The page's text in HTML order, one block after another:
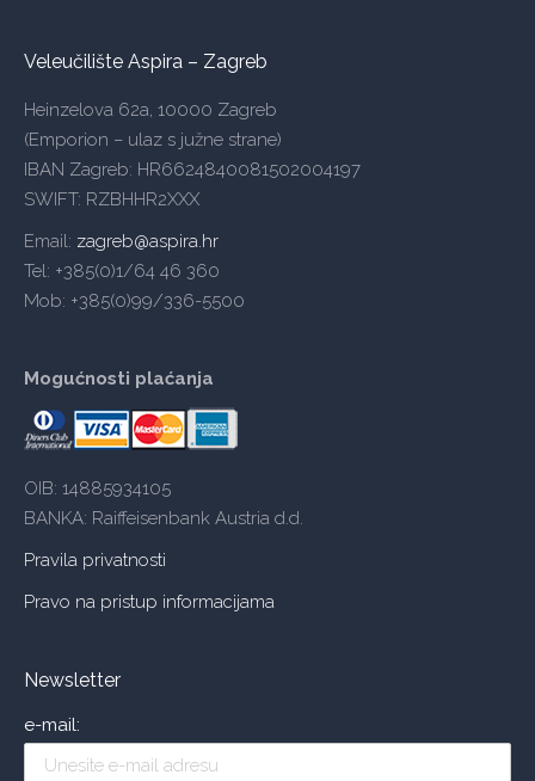
Veleučilište Aspira – Zagreb
Heinzelova 62a, 10000 Zagreb
(Emporion – ulaz s južne strane)
IBAN Zagreb: HR6624840081502004197
SWIFT: RZBHHR2XXX
Email: zagreb@aspira.hr
Tel: +385(0)1/64 46 360
Mob: +385(0)99/336-5500
Mogućnosti plaćanja
OIB: 14885934105
BANKA: Raiffeisenbank Austria d.d.
Pravila privatnosti
Pravo na pristup informacijama
Newsletter
e-mail: